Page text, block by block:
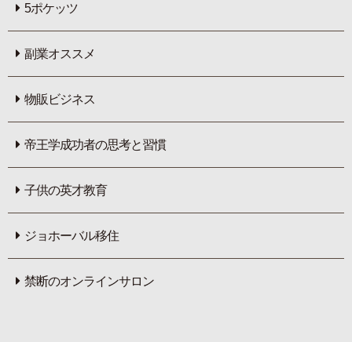
5ポケッツ
副業オススメ
物販ビジネス
帝王学成功者の思考と習慣
子供の英才教育
ジョホーバル移住
禁断のオンラインサロン